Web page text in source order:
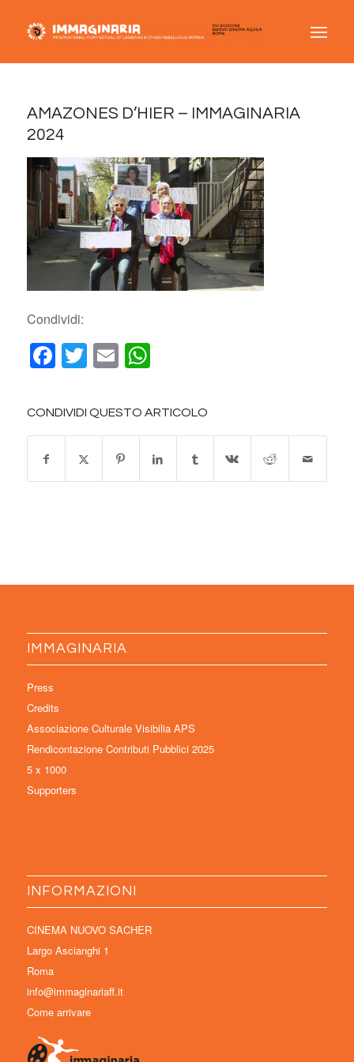
AMAZONES D’HIER – IMMAGINARIA
2024
Condividi:
Facebook
Twitter
EmailWhatsApp
CONDIVIDI QUESTO ARTICOLO
IMMAGINARIA
Press
Credits
Associazione Culturale Visibilia APS
Rendicontazione Contributi Pubblici 2025
5 x 1000
Supporters
INFORMAZIONI
CINEMA NUOVO SACHER
Largo Ascianghi 1
Roma
info@immaginariaff.it
Come arrivare